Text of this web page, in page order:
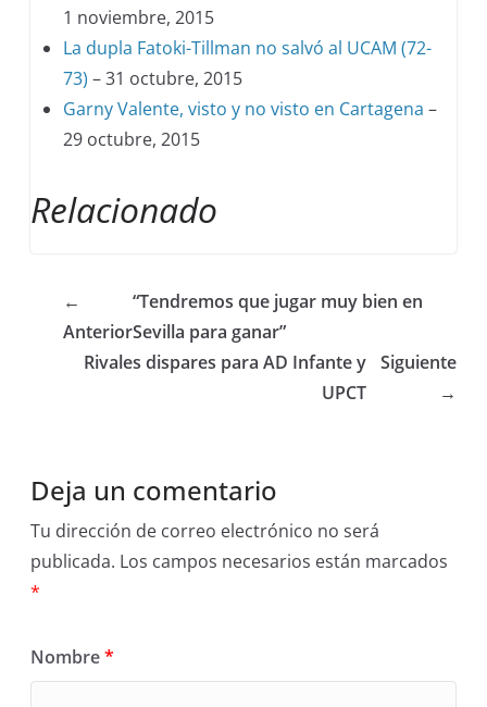
1 noviembre, 2015
La dupla Fatoki-Tillman no salvó al UCAM (72-
73) – 31 octubre, 2015
Garny Valente, visto y no visto en Cartagena –
29 octubre, 2015
Relacionado
←
Anterior
“Tendremos que jugar muy bien en
Sevilla para ganar”
Rivales dispares para AD Infante y
UPCT
Siguiente
→
Deja un comentario
Tu dirección de correo electrónico no será
publicada. Los campos necesarios están marcados
*
Nombre*